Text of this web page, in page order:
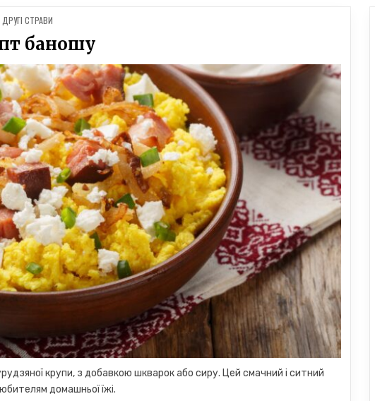
POSTED
IN
ДРУГІ СТРАВИ
баношу
крупи, з добавкою шкварок або сиру. Цей смачний і ситний
домашньої їжі.